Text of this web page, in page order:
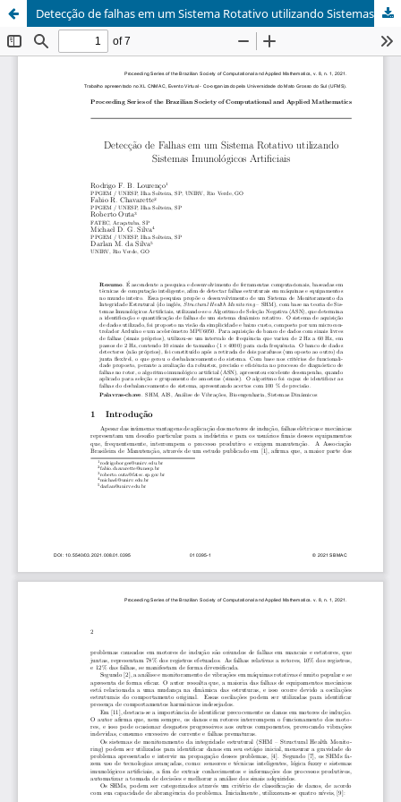
Detecção de falhas em um Sistema Rotativo utilizando Sistemas Imunológicos Artificiais